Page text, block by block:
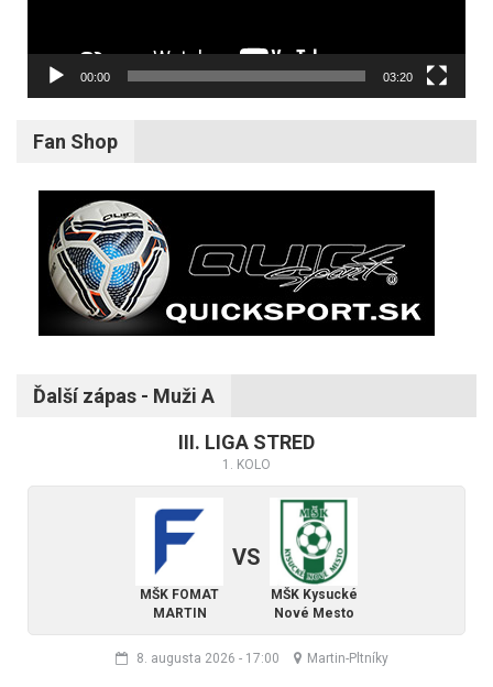
00:00 03:20
Fan Shop
Ďalší zápas - Muži A
III. LIGA STRED
1. KOLO
MŠK FOMAT
MARTIN
VS
MŠK Kysucké
Nové Mesto
8. augusta 2026 - 17:00 Martin-Pltníky